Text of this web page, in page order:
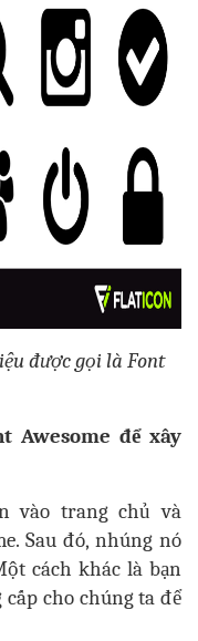
được gọi là Font
Awesome để xây
vào trang chủ và
Sau đó, nhúng nó
cách khác là bạn
cho chúng ta để